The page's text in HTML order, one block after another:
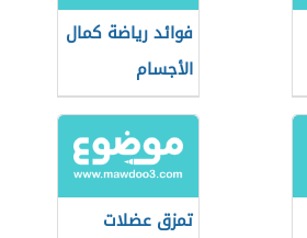
فوائد رياضة كمال
الأجسام
تمزق عضلات